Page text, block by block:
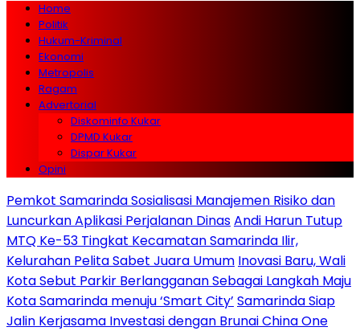
Home
Politik
Hukum-Kriminal
Ekonomi
Metropolis
Ragam
Advertorial
Diskominfo Kukar
DPMD Kukar
Dispar Kukar
Opini
Pemkot Samarinda Sosialisasi Manajemen Risiko dan
Luncurkan Aplikasi Perjalanan DinasAndi Harun Tutup
MTQ Ke-53 Tingkat Kecamatan Samarinda Ilir,
Kelurahan Pelita Sabet Juara Umum Inovasi Baru, Wali
Kota Sebut Parkir Berlangganan Sebagai Langkah Maju
Kota Samarinda menuju ‘Smart City’ Samarinda Siap
Jalin Kerjasama Investasi dengan Brunai China One